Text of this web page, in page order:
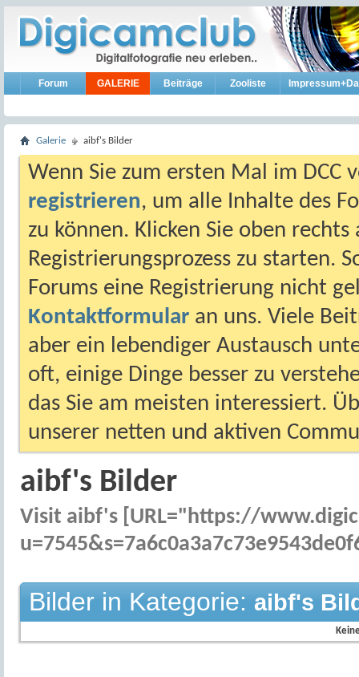
Forum GALERIE Beiträge Zooliste
Galerie aibf's Bilder
Wenn Sie zum ersten Mal im DCC
registrieren, um alle Inhalte des
zu können. Klicken Sie oben
Registrierungsprozess zu starten.
Forums eine Registrierung nicht
Kontaktformular an uns. Viele
aber ein lebendiger Austausch
oft, einige Dinge besser zu
das Sie am meisten interessiert.
unserer netten und aktiven
aibf's Bilder
Visit aibf's [URL="https://
Bilder in Kategorie: aibf's